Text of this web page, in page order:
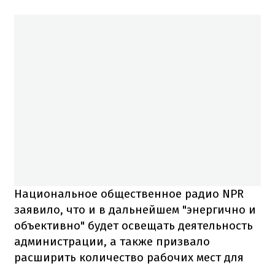
Национальное общественное радио NPR
заявило, что и в дальнейшем "энергично и
объективно" будет освещать деятельность
администрации, а также призвало
расширить количество рабочих мест для